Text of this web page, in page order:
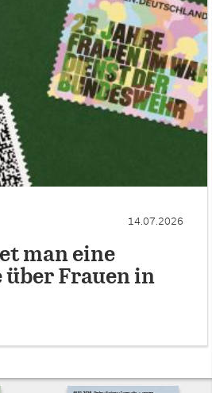
14.07.2026
man eine
Frauen in